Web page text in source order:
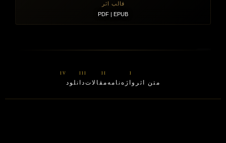
قالب اثر
PDF | EPUB
متن اثر واژه‌نامهمقالاتدانلود